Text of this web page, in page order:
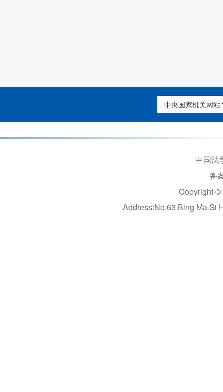
中央国家机关网站
中国法
备
Copyright ©
Address:No.63 Bing Ma Si